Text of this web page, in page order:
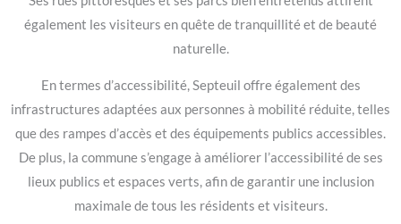
également les visiteurs en quête de tranquillité et de beauté
naturelle.
En termes d’accessibilité, Septeuil offre également des
infrastructures adaptées aux personnes à mobilité réduite, telles
que des rampes d’accès et des équipements publics accessibles.
De plus, la commune s’engage à améliorer l’accessibilité de ses
lieux publics et espaces verts, afin de garantir une inclusion
maximale de tous les résidents et visiteurs.